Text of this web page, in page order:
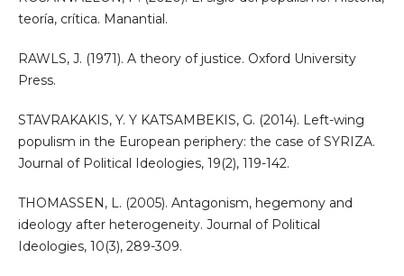
teoría, crítica. Manantial.
RAWLS, J. (1971). A theory of justice. Oxford University
Press.
STAVRAKAKIS, Y. Y KATSAMBEKIS, G. (2014). Left-wing
populism in the European periphery: the case of SYRIZA.
Journal of Political Ideologies, 19(2), 119-142.
THOMASSEN, L. (2005). Antagonism, hegemony and
ideology after heterogeneity. Journal of Political
Ideologies, 10(3), 289-309.